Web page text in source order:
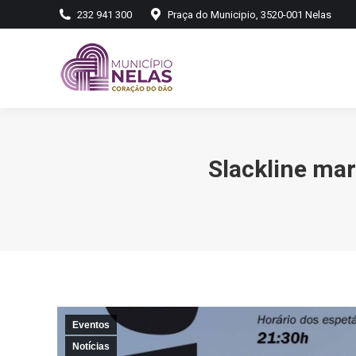
232 941 300 Praça do Municipio, 3520-001 Nelas
Slackline
Eventos
Notícias